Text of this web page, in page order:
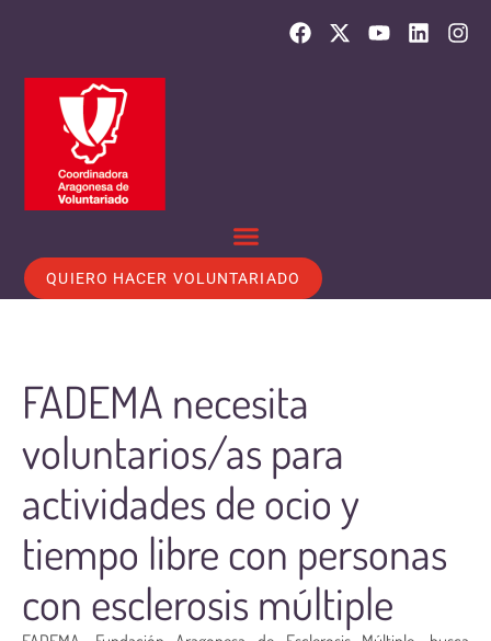
QUIERO HACER VOLUNTARIADO
FADEMA necesita
voluntarios/as para
actividades de ocio y
tiempo libre con personas
con esclerosis múltiple